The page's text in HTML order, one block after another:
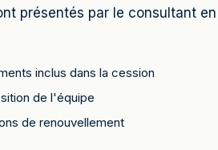
présentés par le consultant en
inclus dans la cession
de l'équipe
de renouvellement